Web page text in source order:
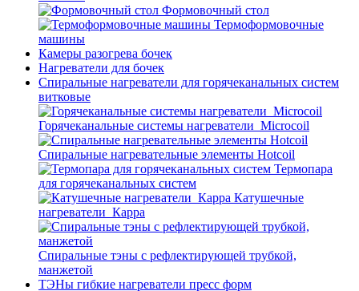
Формовочный стол
Термоформовочные
машины
Камеры разогрева бочек
Нагреватели для бочек
Спиральные нагреватели для горячеканальных систем
витковые
Горячеканальные системы нагреватели_Microcoil
Спиральные нагревательные элементы Hotcoil
Термопара
для горячеканальных систем
Катушечные
нагреватели_Карра
Спиральные тэны с рефлектирующей трубкой,
манжетой
ТЭНы гибкие нагреватели пресс форм